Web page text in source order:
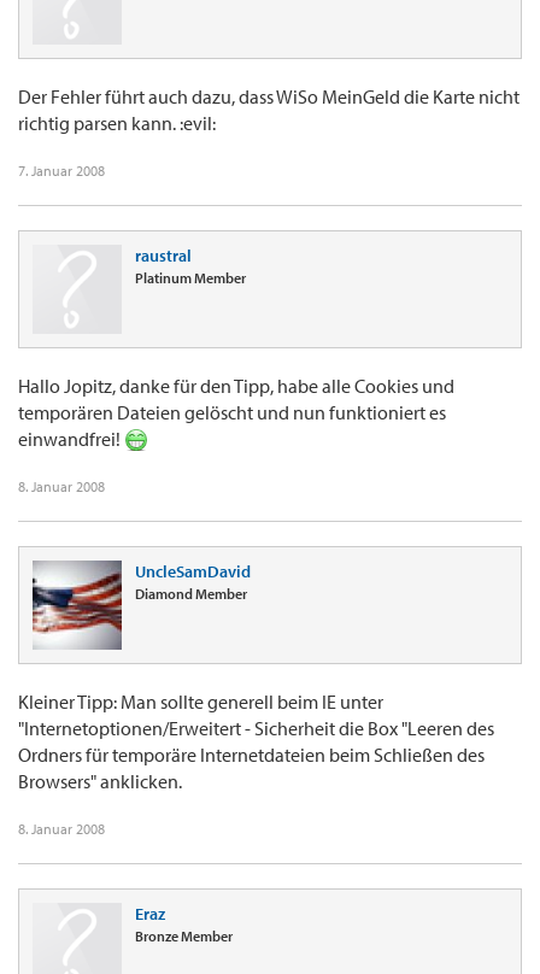
Der Fehler führt auch dazu, dass WiSo MeinGeld die Karte nicht
richtig parsen kann. :evil:
7. Januar 2008
raustral
Platinum Member
Hallo Jopitz, danke für den Tipp, habe alle Cookies und
temporären Dateien gelöscht und nun funktioniert es
einwandfrei!
8. Januar 2008
UncleSamDavid
Diamond Member
Kleiner Tipp: Man sollte generell beim IE unter
"Internetoptionen/Erweitert - Sicherheit die Box "Leeren des
Ordners für temporäre Internetdateien beim Schließen des
Browsers" anklicken.
8. Januar 2008
Eraz
Bronze Member